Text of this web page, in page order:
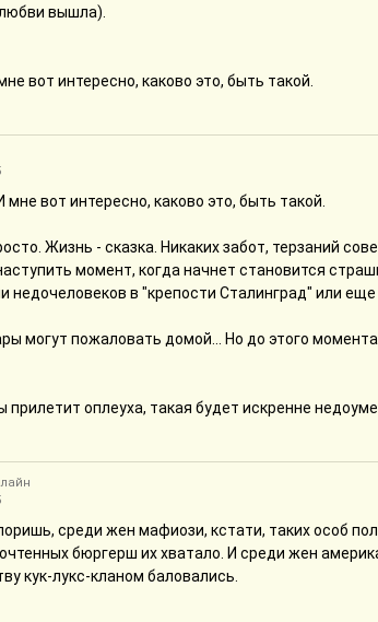
вышла).
вот интересно, каково это, быть такой.
мне вот интересно, каково это, быть такой.
Жизнь - сказка. Никаких забот, терзаний
момент, когда начнет становится
недочеловеков в "крепости Сталинград" или еще
могут пожаловать домой... Но до этого
прилетит оплеуха, такая будет искренне
среди жен мафиози, кстати, таких особ
бюргерш их хватало. И среди жен
кук-лукс-кланом баловались.